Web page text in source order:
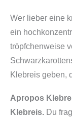
e
n
,
v
e
a
Wer lieber eine
ein
tröpfchenweise
Klebreis geben,
Apropos
Klebreis. Du